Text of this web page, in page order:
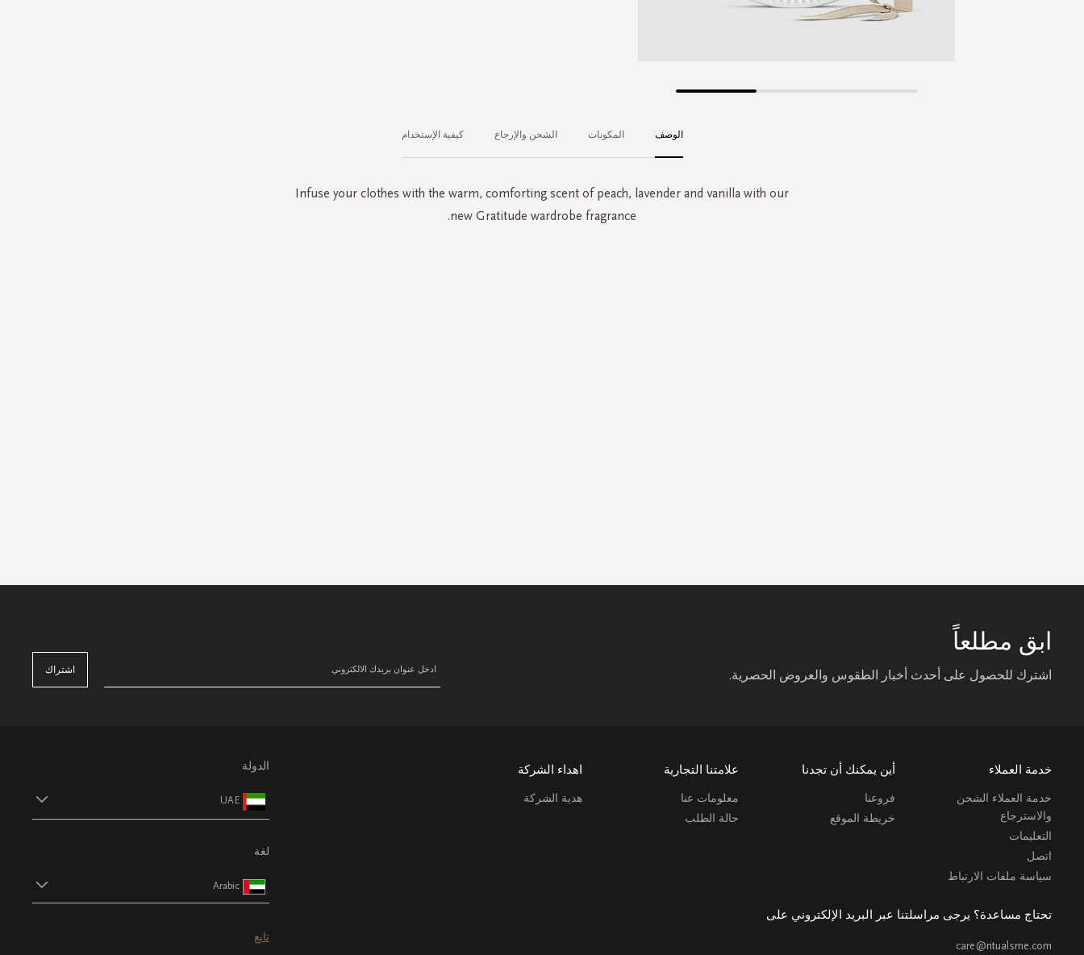
الوصف
Infuse your clothes with the warm, comforting scent of peach, lavender and vanilla with our
new Gratitude wardrobe fragrance.
المكونات الشحن والإرجاع كيفية الإستخدام
ابق مطلعاً
اشترك للحصول على أحدث أخبار الطقوس والعروض الحصرية. اشتراك
خدمة العملاء
خدمة العملاء الشحن
والاسترجاع
التعليمات
اتصل
سياسة ملفات الارتباط
أين يمكنك أن تجدنا
فروعنا
خريطة الموقع
علامتنا التجارية
معلومات عنا
حالة الطلب
اهداء الشركة
هدية الشركة
تحتاج مساعدة؟ يرجى مراسلتنا عبر البريد الإلكتروني على
care@ritualsme.com
الدولة
UAE
لغة
Arabic
تابع